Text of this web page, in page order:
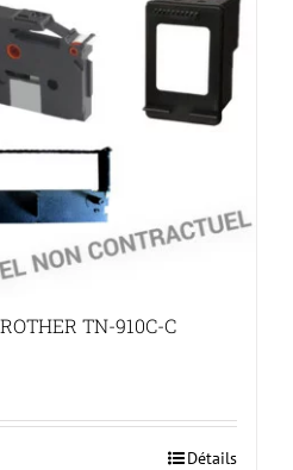
TN-910C-C
Détails